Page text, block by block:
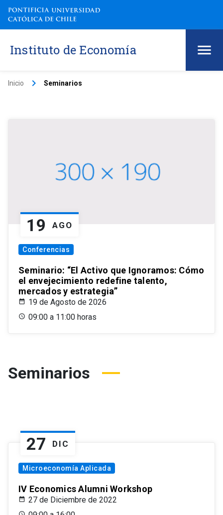
Instituto de Economía
Inicio keyboard_arrow_right Seminarios
19 AGO
Conferencias
Seminario: “El Activo que Ignoramos: Cómo
el envejecimiento redefine talento,
mercados y estrategia”
19 de Agosto de 2026
09:00 a 11:00 horas
Seminarios
27 DIC
Microeconomía Aplicada
IV Economics Alumni Workshop
27 de Diciembre de 2022